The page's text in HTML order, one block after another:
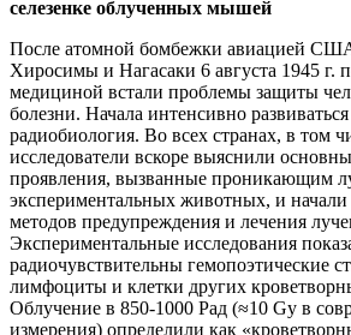
селезенке облученных мышей
После атомной бомбежки авиацией
Хиросимы и Нагасаки 6 августа 1945 г.
медициной встали проблемы защиты
болезни. Начала интенсивно
радиобиология. Во всех странах, в том
исследователи вскоре выяснили
проявления, вызванные проникающим
экспериментальных животных, и
методов предупреждения и лечения
Экспериментальные исследования
радиочувствительны гемопоэтические
лимфоциты и клетки других
Облучение в 850-1000 Рад (≈10 Gy в
измерения) определили как